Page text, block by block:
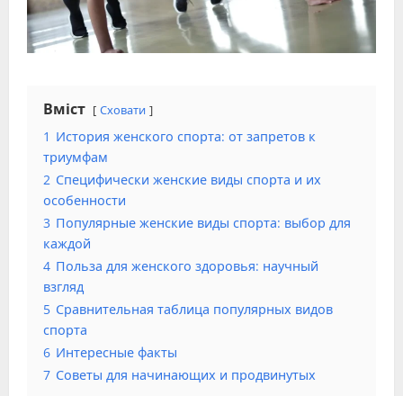
Вміст Сховати
1 История женского спорта: от запретов к
триумфам
2 Специфически женские виды спорта и их
особенности
3 Популярные женские виды спорта: выбор для
каждой
4 Польза для женского здоровья: научный
взгляд
5 Сравнительная таблица популярных видов
спорта
6 Интересные факты
7 Советы для начинающих и продвинутых